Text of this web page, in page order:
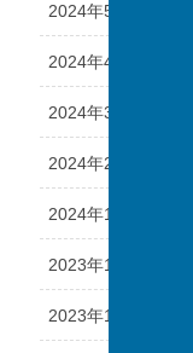
2024年5月
2024年4月
2024年3月
2024年2月
2024年1月
2023年12月
2023年11月